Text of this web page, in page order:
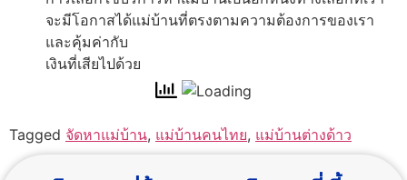
จะมีโอกาสได้แม่บ้านที่ตรงตามความต้องการของเรา
และคุ้มค่ากับ
เงินที่เสียไปด้วย
Tagged จัดหาแม่บ้าน, แม่บ้านคนไทย, แม่บ้านต่างด้าว